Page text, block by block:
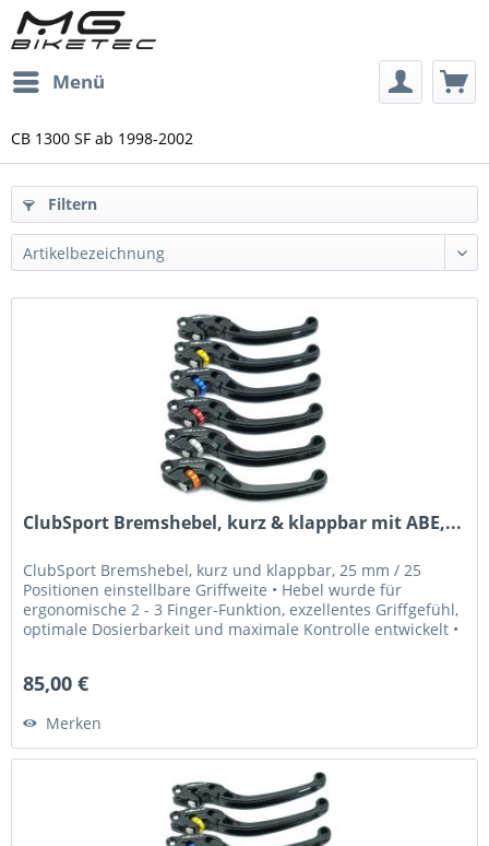
Menü
CB 1300 SF ab 1998-2002
Filtern
ClubSport Bremshebel, kurz & klappbar mit ABE,...
ClubSport Bremshebel, kurz und klappbar, 25 mm / 25
Positionen einstellbare Griffweite • Hebel wurde für
ergonomische 2 - 3 Finger-Funktion, exzellentes Griffgefühl,
optimale Dosierbarkeit und maximale Kontrolle entwickelt •
85,00 €
Merken